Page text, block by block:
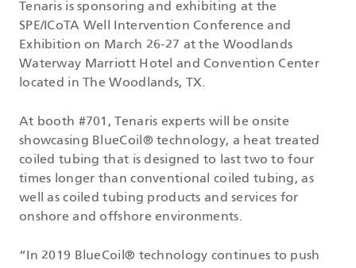
Tenaris is sponsoring and exhibiting at the
SPE/ICoTA Well Intervention Conference and
Exhibition on March 26-27 at the Woodlands
Waterway Marriott Hotel and Convention Center
located in The Woodlands, TX.
At booth #701, Tenaris experts will be onsite
showcasing BlueCoil® technology, a heat treated
coiled tubing that is designed to last two to four
times longer than conventional coiled tubing, as
well as coiled tubing products and services for
onshore and offshore environments.
“In 2019 BlueCoil® technology continues to push